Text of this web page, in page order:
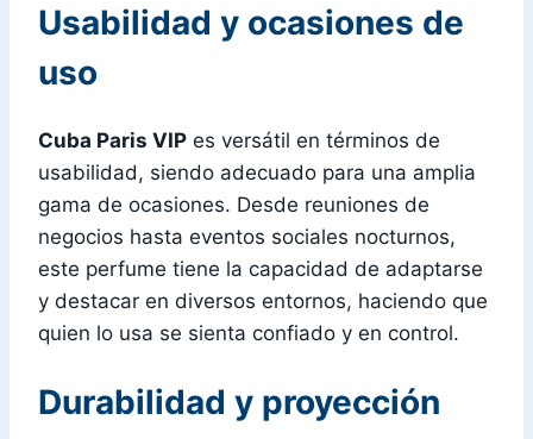
Usabilidad y ocasiones de
uso
Cuba Paris VIP es versátil en términos de
usabilidad, siendo adecuado para una amplia
gama de ocasiones. Desde reuniones de
negocios hasta eventos sociales nocturnos,
este perfume tiene la capacidad de adaptarse
y destacar en diversos entornos, haciendo que
quien lo usa se sienta confiado y en control.
Durabilidad y proyección